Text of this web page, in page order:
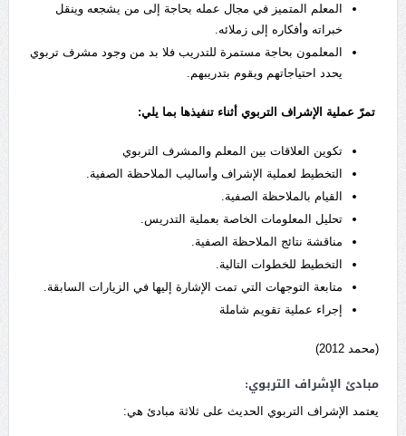
المعلم المتميز في مجال عمله بحاجة إلى من يشجعه وينقل
خبراته وأفكاره إلى زملائه.
المعلمون بحاجة مستمرة للتدريب فلا بد من وجود مشرف تربوي
يحدد احتياجاتهم ويقوم بتدريبهم.
تمرّ عملية الإشراف التربوي أثناء تنفيذها بما يلي:
تكوين العلاقات بين المعلم والمشرف التربوي
التخطيط لعملية الإشراف وأساليب الملاحظة الصفية.
القيام بالملاحظة الصفية.
تحليل المعلومات الخاصة بعملية التدريس.
مناقشة نتائج الملاحظة الصفية.
التخطيط للخطوات التالية.
متابعة التوجهات التي تمت الإشارة إليها في الزيارات السابقة.
إجراء عملية تقويم شاملة
(محمد 2012)
مبادئ الإشراف التربوي:
يعتمد الإشراف التربوي الحديث على ثلاثة مبادئ هي: